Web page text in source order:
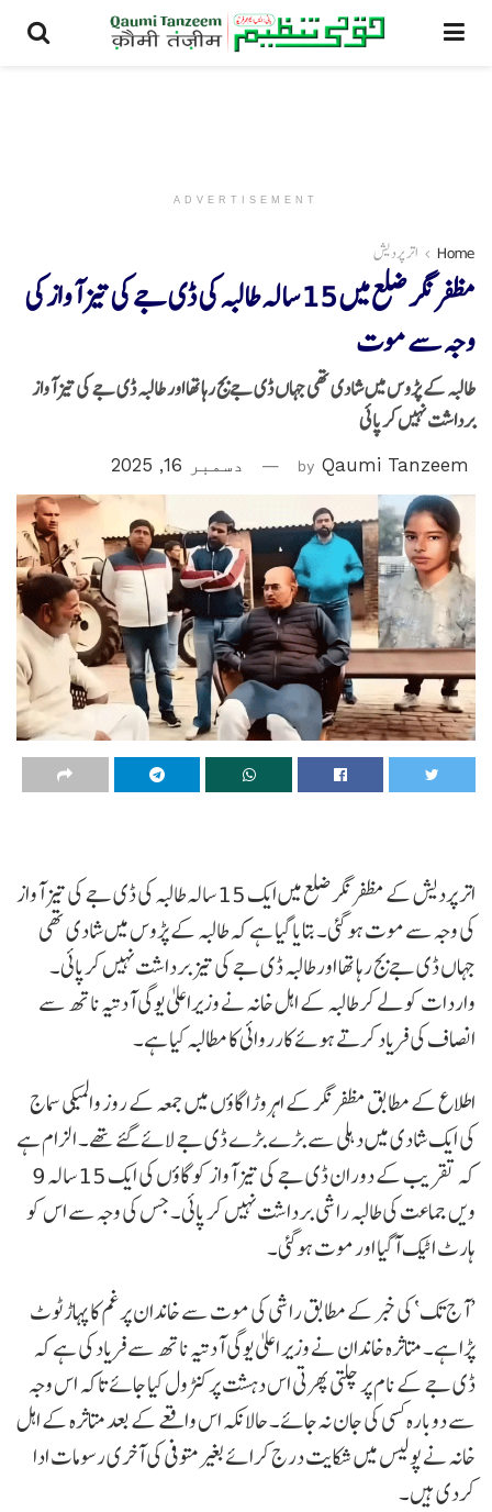
ADVERTISEMENT
Home اتر پردیش
مظفر نگر ضلع میں 15 سالہ طالبہ کی ڈی جے کی تیز آواز کی
وجہ سے موت
طالبہ کے پڑوس میں شادی تھی جہاں ڈی جے بج رہا تھا اور طالبہ ڈی جے کی تیز آواز
برداشت نہیں کرپائی
by Qaumi Tanzeem دسمبر 16, 2025
اتر پردیش کے مظفر نگر ضلع میں ایک 15 سالہ طالبہ کی ڈی جے کی تیز آواز
کی وجہ سے موت ہو گئی۔ بتایا گیا ہے کہ طالبہ کے پڑوس میں شادی تھی
جہاں ڈی جے بج رہا تھا اور طالبہ ڈی جے کی تیز برداشت نہیں کرپائی۔
واردات کو لے کر طالبہ کے اہل خانہ نے وزیراعلیٰ یوگی آدتیہ ناتھ سے
انصاف کی فریاد کرتے ہوئے کارروائی کا مطالبہ کیا ہے۔
اطلاع کے مطابق مظفر نگر کے اہروڑا گاؤں میں جمعہ کے روز والمیکی سماج
کی ایک شادی میں دہلی سے بڑے بڑے ڈی جے لائے گئے تھے۔ الزام ہے
کہ تقریب کے دوران ڈی جے کی تیز آواز کو گاؤں کی ایک 15 سالہ 9
ویں جماعت کی طالبہ راشی برداشت نہیں کر پائی۔ جس کی وجہ سے اس کو
ہارٹ اٹیک آگیا اور موت ہوگئی۔
’آج تک‘ کی خبر کے مطابق راشی کی موت سے خاندان پرغم کا پہاڑ ٹوٹ
پڑا ہے۔ متاثرہ خاندان نے وزیر اعلیٰ یوگی آدتیہ ناتھ سے فریاد کی ہے کہ
ڈی جے کے نام پر چلتی پھرتی اس دہشت پر کنٹرول کیا جائے تاکہ اس وجہ
سے دوبارہ کسی کی جان نہ جائے۔ حالانکہ اس واقعے کے بعد متاثرہ کے اہل
خانہ نے پولیس میں شکایت درج کرائے بغیر متوفی کی آخری رسومات ادا
کردی ہیں۔